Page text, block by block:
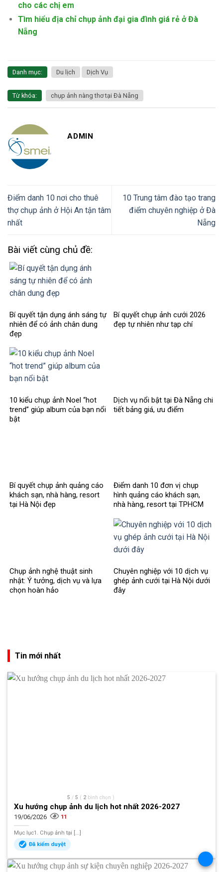
cho các chị em
Tìm hiểu địa chỉ chụp ảnh đại gia đình giá rẻ ở Đà
Nẵng
Danh mục: Du lịch Dịch Vụ
Từ khóa: chụp ảnh nàng thơ tại Đà Nẵng
ADMIN
Điểm danh 10 nơi cho thuê
thợ chụp ảnh ở Hội An tận tâm
nhất
10 Trung tâm đào tạo trang
điểm chuyên nghiệp ở Đà
Nẵng
Bài viết cùng chủ đề:
Bí quyết tận dụng ánh sáng tự
nhiên để có ảnh chân dung
đẹp
Bí quyết chụp ảnh cưới 2026
đẹp tự nhiên như tạp chí
10 kiểu chụp ảnh Noel “hot
trend” giúp album của bạn nổi
bật
Dịch vụ nổi bật tại Đà Nẵng chi
tiết bảng giá, ưu điểm
Bí quyết chụp ảnh quảng cáo
khách sạn, nhà hàng, resort
tại Hà Nội đẹp
Điểm danh 10 đơn vị chụp
hình quảng cáo khách sạn,
nhà hàng, resort tại TPHCM
Chụp ảnh nghệ thuật sinh
nhật: Ý tưởng, dịch vụ và lựa
chọn hoàn hảo
Chuyên nghiệp với 10 dịch vụ
ghép ảnh cưới tại Hà Nội dưới
đây
Tin mới nhất
5 / 5 ( 2 bình chọn )
Xu hướng chụp ảnh du lịch hot nhất 2026-2027
19/06/2026 11
Mục lục1. Chụp ảnh tại [...]
Đã kiểm duyệt